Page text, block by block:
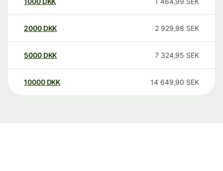
2000 DKK 2 929,98 SEK
5000 DKK 7 324,95 SEK
10000 DKK 14 649,90 SEK